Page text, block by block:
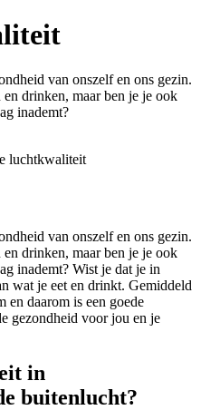
van onszelf en ons gezin.
drinken, maar ben je je ook
inademt?
luchtkwaliteit
van onszelf en ons gezin.
drinken, maar ben je je ook
inademt? Wist je dat je in
wat je eet en drinkt. Gemiddeld
en daarom is een goede
gezondheid voor jou en je
in
buitenlucht?